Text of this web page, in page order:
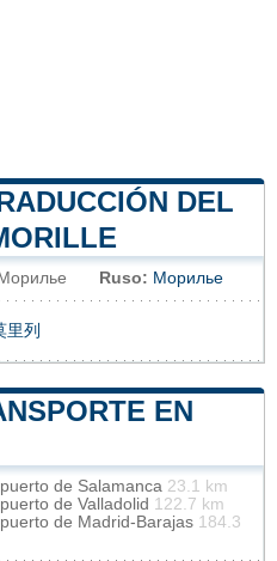
DEL
Морилье Ruso: Морилье
里列
EN
de Salamanca 23.1 km
de Valladolid 122.7 km
de Madrid-Barajas 184.3